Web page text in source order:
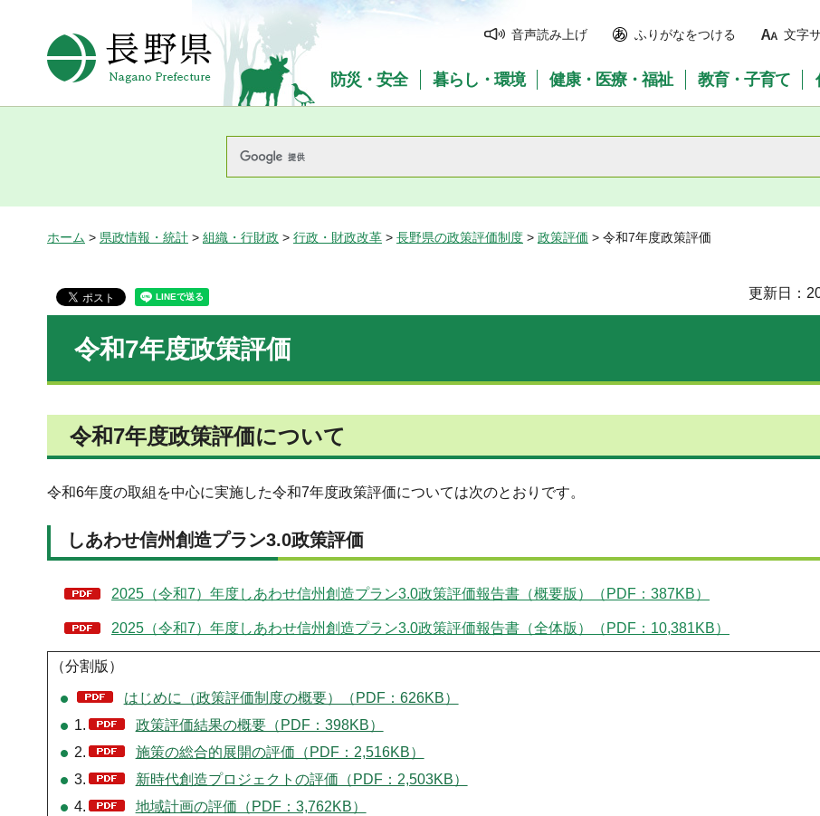
長野県Nagano Prefecture
音声読み上げ ふりがなをつける 文字
防災・安全 暮らし・環境 健康・医療・福祉 教育・子育て
ホーム > 県政情報・統計 > 組織・行財政 > 行政・財政改革 > 長野県の政策評価制度 > 政策評価 > 令和7年度政策評価
更新日：
令和7年度政策評価
令和7年度政策評価について
令和6年度の取組を中心に実施した令和7年度政策評価については次のとおりです。
しあわせ信州創造プラン3.0政策評価
2025（令和7）年度しあわせ信州創造プラン3.0政策評価報告書（概要版）（PDF：387KB）
2025（令和7）年度しあわせ信州創造プラン3.0政策評価報告書（全体版）（PDF：10,381KB）
（分割版）
はじめに（政策評価制度の概要）（PDF：626KB）
1.
政策評価結果の概要（PDF：398KB）
2.
施策の総合的展開の評価（PDF：2,516KB）
3.
新時代創造プロジェクトの評価（PDF：2,503KB）
4.
地域計画の評価（PDF：3,762KB）